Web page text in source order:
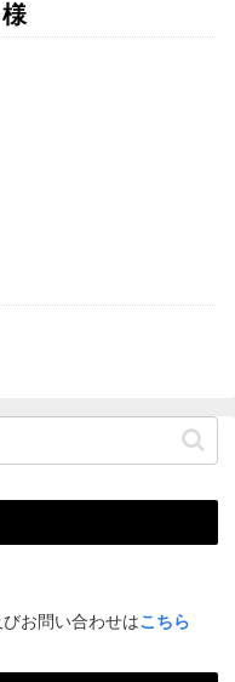
婚宣言→まさかの結末に
店も割烹店もピンチ→ガ
お問い合わせはこちら